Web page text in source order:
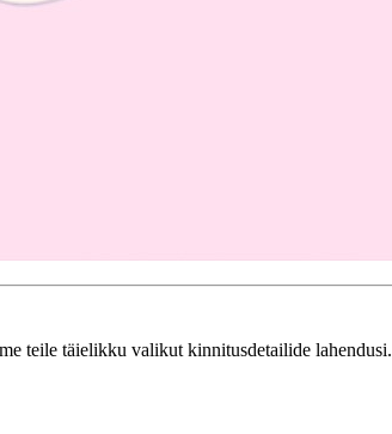
teile täielikku valikut kinnitusdetailide lahendusi.